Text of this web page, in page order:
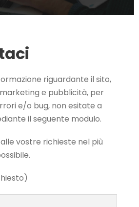
riguardante il sito,
e pubblicità, per
e/o bug, non esitate a
il seguente modulo.
vostre richieste nel più